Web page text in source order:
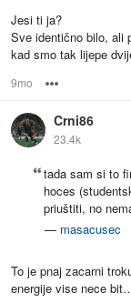
Jesi ti ja?
Sve identično bilo, ali
kad smo tak lijepe
9mo
Crni86
23.4k
tada sam si to
hoces
priuštiti, no
— masacusec
To je pnaj zacarni
energije vise nece